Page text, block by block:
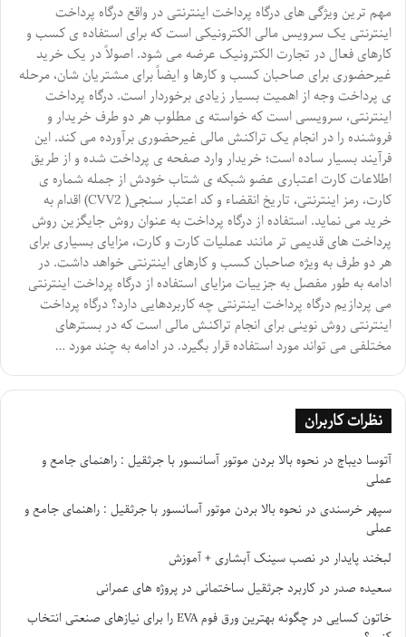
مهم ترین ویژگی های درگاه پرداخت اینترنتی در واقع درگاه پرداخت
اینترنتی یک سرویس مالی الکترونیکی است که برای استفاده ی کسب و
کارهای فعال در تجارت الکترونیک عرضه می شود. اصولاً در یک خرید
غیرحضوری برای صاحبان کسب و کارها و ایضاً برای مشتریان شان، مرحله
ی پرداخت وجه از اهمیت بسیار زیادی برخوردار است. درگاه پرداخت
اینترنتی، سرویسی است که خواسته ی مطلوب هر دو طرف خریدار و
فروشنده را در انجام یک تراکنش مالی غیرحضوری برآورده می کند. این
فرآیند بسیار ساده است؛ خریدار وارد صفحه ی پرداخت شده و از طریق
اطلاعات کارت اعتباری عضو شبکه ی شتاب خودش از جمله شماره ی
کارت، رمز اینترنتی، تاریخ انقضاء و کد اعتبار سنجی( CVV2) اقدام به
خرید می نماید. استفاده از درگاه پرداخت به عنوان روش جایگزین روش
پرداخت های قدیمی تر مانند عملیات کارت و کارت، مزایای بسیاری برای
هر دو طرف به ویژه صاحبان کسب و کارهای اینترنتی خواهد داشت. در
ادامه به طور مفصل به جزییات مزایای استفاده از درگاه پرداخت اینترنتی
می پردازیم درگاه پرداخت اینترنتی چه کاربردهایی دارد؟ درگاه پرداخت
اینترنتی روش نوینی برای انجام تراکنش مالی است که در بسترهای
مختلفی می تواند مورد استفاده قرار بگیرد. در ادامه به چند مورد …
نظرات کاربران
آتوسا دیباج درنحوه بالا بردن موتور آسانسور با جرثقیل : راهنمای جامع و
عملی
سپهر خرسندی درنحوه بالا بردن موتور آسانسور با جرثقیل : راهنمای جامع و
عملی
لبخند پایدار درنصب سینک آبشاری + آموزش
سعیده صدر درکاربرد جرثقیل ساختمانی در پروژه های عمرانی
خاتون کسایی در
چگونه بهترین ورق فوم EVA را برای نیازهای صنعتی انتخاب